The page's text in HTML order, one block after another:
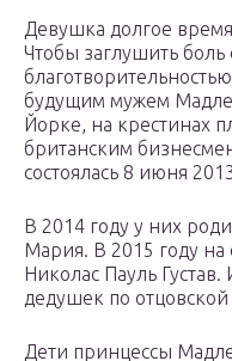
Девушка долгое
Чтобы заглушить боль
будущим мужем
Йорке, на крестинах
британским
состоялась 8 июня
В 2014 году у них
Мария. В 2015 году на
Николас Пауль
дедушек по
Дети принцессы